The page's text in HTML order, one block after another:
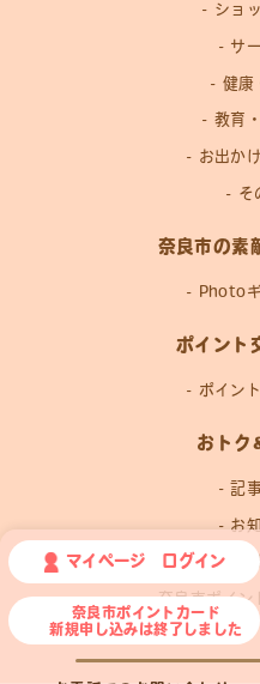
ショ
サ
健康
教育
お出か
そ
奈良市の素
Photo
ポイント
ポイン
おトク
記
お
運営事
奈良市ポイン
マイページ ログイン
奈良市ポイントカード
新規申し込みは終了しました